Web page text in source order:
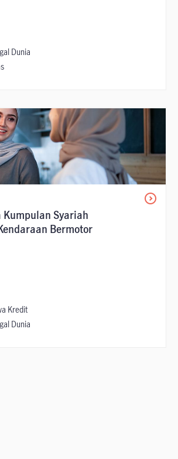
Dunia
Syariah
Bermotor
Kredit
Dunia